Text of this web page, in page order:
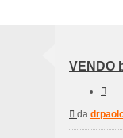
VENDO
Messaggio
da